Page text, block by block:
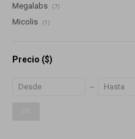
Megalabs (7)
Micolis (1)
Precio ($)